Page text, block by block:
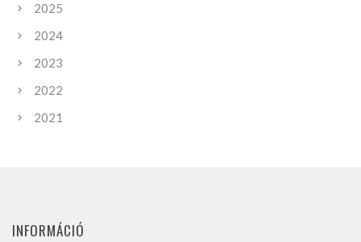
2025
2024
2023
2022
2021
INFORMÁCIÓ